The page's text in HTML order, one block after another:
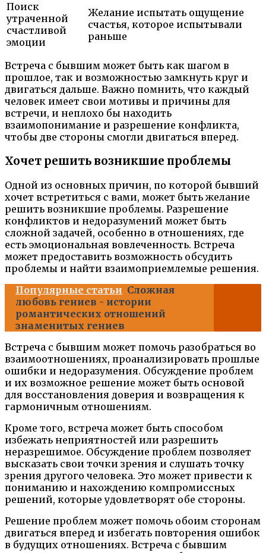
Поиск
утраченной
счастливой
эмоции
Желание испытать ощущение
счастья, которое испытывали
раньше
Встреча с бывшим может быть как шагом в
прошлое, так и возможностью замкнуть круг и
двигаться дальше. Важно помнить, что каждый
человек имеет свои мотивы и причины для
встречи, и неплохо бы находить
взаимопонимание и разрешение конфликта,
чтобы две стороны смогли двигаться вперед.
Хочет решить возникшие проблемы
Одной из основных причин, по которой бывший
хочет встретиться с вами, может быть желание
решить возникшие проблемы. Разрешение
конфликтов и недоразумений может быть
сложной задачей, особенно в отношениях, где
есть эмоциональная вовлеченность. Встреча
может предоставить возможность обсудить
проблемы и найти взаимоприемлемые решения.
Популярные статьи Сложная
любовь гениев - истории
романтических отношений
знаменитых гениев
Встреча с бывшим может помочь разобраться во
взаимоотношениях, проанализировать прошлые
ошибки и недоразумения. Обсуждение проблем
и их возможное решение может быть основой
для восстановления доверия и возвращения к
гармоничным отношениям.
Кроме того, встреча может быть способом
избежать неприятностей или разрешить
неразрешимое. Обсуждение проблем позволяет
высказать свои точки зрения и слушать точку
зрения другого человека. Это может привести к
пониманию и нахождению компромиссных
решений, которые удовлетворят обе стороны.
Решение проблем может помочь обоим сторонам
двигаться вперед и избегать повторения ошибок
в будущих отношениях. Встреча с бывшим